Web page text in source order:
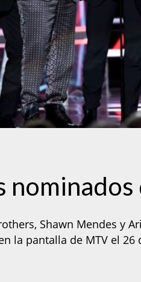
Shawn Mendes y
la pantalla de MTV el